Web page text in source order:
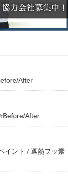
After
After
イント / 遮熱フッ素